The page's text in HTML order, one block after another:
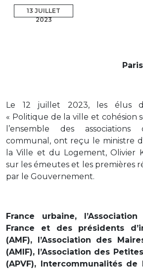
13 JUILLET
2023
Le 12 juillet 2023, les élus
« Politique de la ville et cohésion
l’ensemble des
communal, ont reçu le ministre
la Ville et du Logement, Olivier
sur les émeutes et les premières
par le Gouvernement.
France urbaine,
France et des présidents
(AMF), l’Association des
(AMIF), l’Association des
(APVF), Intercommunalités de